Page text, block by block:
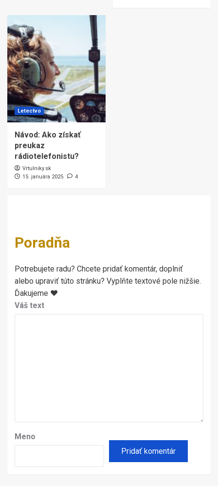
Letectvo
Návod: Ako získať
preukaz
rádiotelefonistu?
Vrtulniky.sk
15. januára 2025
4
Poradňa
Potrebujete radu? Chcete pridať komentár, doplniť
alebo upraviť túto stránku? Vyplňte textové pole nižšie.
Ďakujeme ♥
Váš text
Meno